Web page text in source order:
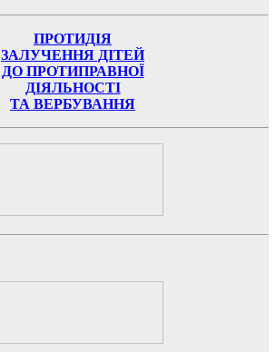
ПРОТИДІЯ
ЗАЛУЧЕННЯ ДІТЕЙ
ДО ПРОТИПРАВНОЇ
ДІЯЛЬНОСТІ
ТА ВЕРБУВАННЯ